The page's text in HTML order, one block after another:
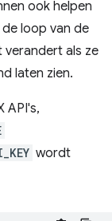
ook helpen
loop van de
verandert als ze
laten zien.
API's,
wordt